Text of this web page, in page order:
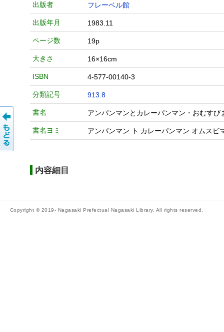
出版者 フレーベル館
出版年月 1983.11
ページ数 19p
大きさ 16×16cm
ISBN 4-577-00140-3
分類記号 913.8
書名 アンパンマンとカレーパンマン・おむす
書名ヨミ アンパンマン ト カレーパンマン オムスビ
内容細目
Copyright © 2019- Nagasaki Prefectual Nagasaki Library. All rights reserved.